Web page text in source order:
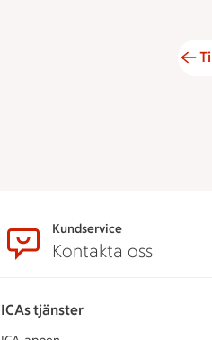
Kundservice
Kontakta oss
ICAs tjänster